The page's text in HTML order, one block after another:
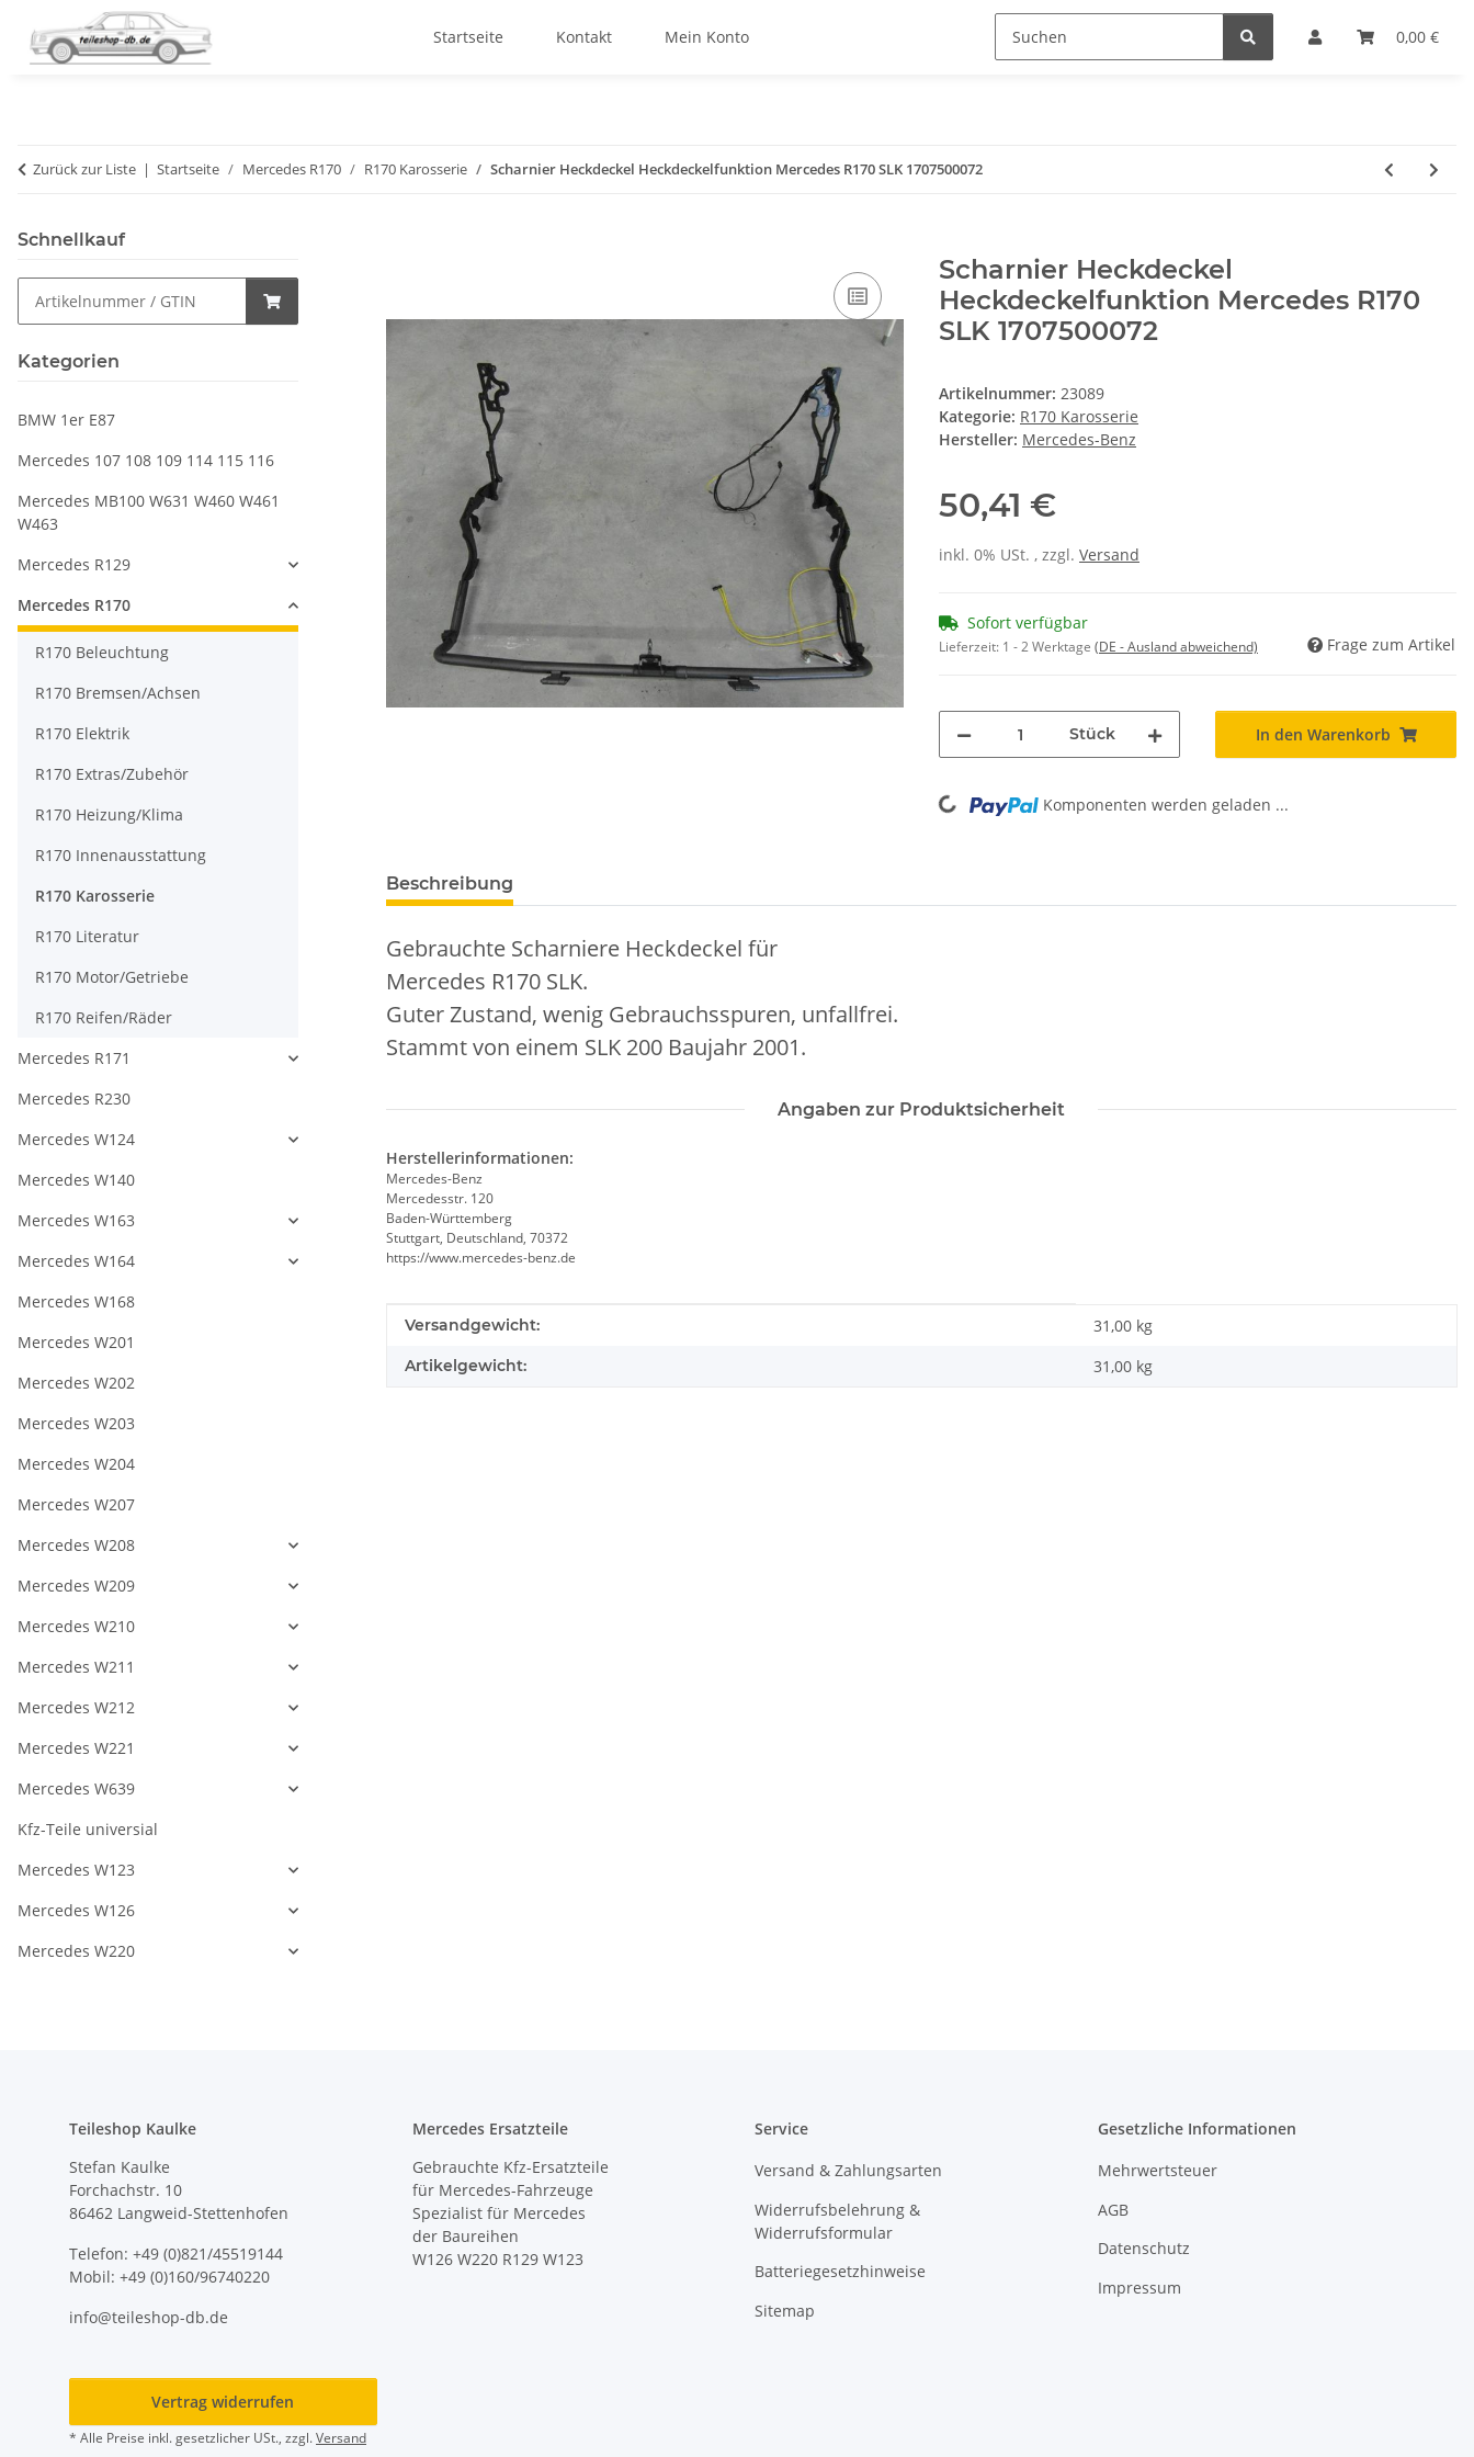
0,00 €
Startseite Kontakt Mein Konto
Zurück zur Liste Startseite Mercedes R170 R170 Karosserie Scharnier Heckdeckel Heckdeckelfunktion Mercedes R170 SLK 1707500072
Scharnier Heckdeckel
Heckdeckelfunktion Mercedes R170
SLK 1707500072
Artikelnummer: 23089
Kategorie: R170 Karosserie
Hersteller: Mercedes-Benz
50,41 €
inkl. 0% USt. , zzgl. Versand
Sofort verfügbar
Lieferzeit: 1 - 2 Werktage (DE - Ausland abweichend) Frage zum Artikel
Stück In den Warenkorb
Loading... Komponenten werden geladen ...
Beschreibung
Gebrauchte Scharniere Heckdeckel für
Mercedes R170 SLK.
Guter Zustand, wenig Gebrauchsspuren, unfallfrei.
Stammt von einem SLK 200 Baujahr 2001.
Angaben zur Produktsicherheit
Herstellerinformationen:
Mercedes-Benz
Mercedesstr. 120
Baden-Württemberg
Stuttgart, Deutschland, 70372
https://www.mercedes-benz.de
Produkteigenschaft
Wert
Versandgewicht: 31,00 kg
Artikelgewicht: 31,00 kg
Schnellkauf
Kategorien
BMW 1er E87
Mercedes 107 108 109 114 115 116
Mercedes MB100 W631 W460 W461
W463
Mercedes R129
Mercedes R170
R170 Beleuchtung
R170 Bremsen/Achsen
R170 Elektrik
R170 Extras/Zubehör
R170 Heizung/Klima
R170 Innenausstattung
R170 Karosserie
R170 Literatur
R170 Motor/Getriebe
R170 Reifen/Räder
Mercedes R171
Mercedes R230
Mercedes W124
Mercedes W140
Mercedes W163
Mercedes W164
Mercedes W168
Mercedes W201
Mercedes W202
Mercedes W203
Mercedes W204
Mercedes W207
Mercedes W208
Mercedes W209
Mercedes W210
Mercedes W211
Mercedes W212
Mercedes W221
Mercedes W639
Kfz-Teile universial
Mercedes W123
Mercedes W126
Mercedes W220
Teileshop Kaulke
Stefan Kaulke
Forchachstr. 10
86462 Langweid-Stettenhofen
Telefon: +49 (0)821/45519144
Mobil: +49 (0)160/96740220
info@teileshop-db.de
Mercedes Ersatzteile
Gebrauchte Kfz-Ersatzteile
für Mercedes-Fahrzeuge
Spezialist für Mercedes
der Baureihen
W126 W220 R129 W123
Service
Versand & Zahlungsarten
Widerrufsbelehrung &
Widerrufsformular
Batteriegesetzhinweise
Sitemap
Gesetzliche Informationen
Mehrwertsteuer
AGB
Datenschutz
Impressum
Vertrag widerrufen
* Alle Preise inkl. gesetzlicher USt., zzgl.Versand